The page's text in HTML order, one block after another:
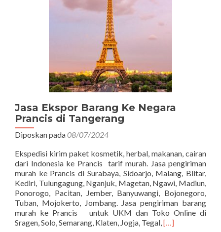
Jasa Ekspor Barang Ke Negara
Prancis di Tangerang
Diposkan pada08/07/2024
Ekspedisi kirim paket kosmetik, herbal, makanan, cairan
dari Indonesia ke Prancis tarif murah. Jasa pengiriman
murah ke Prancis di Surabaya, Sidoarjo, Malang, Blitar,
Kediri, Tulungagung, Nganjuk, Magetan, Ngawi, Madiun,
Ponorogo, Pacitan, Jember, Banyuwangi, Bojonegoro,
Tuban, Mojokerto, Jombang. Jasa pengiriman barang
murah ke Prancis untuk UKM dan Toko Online di
Sragen, Solo, Semarang, Klaten, Jogja, Tegal,Read
[…]